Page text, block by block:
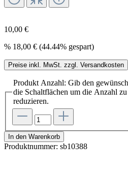
10,00 €
% 18,00 € (44.44% gespart)
Preise inkl. MwSt. zzgl. Versandkosten
Produkt Anzahl: Gib den
die Schaltflächen um die Anzahl
reduzieren.
In den Warenkorb
Produktnummer: sb10388